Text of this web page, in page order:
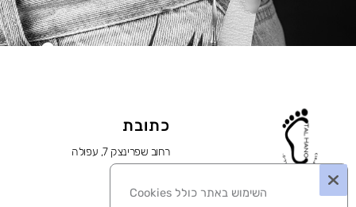
כתובת
רחוב שפרינצק 7, עפולה
השימוש באתר כולל Cookies